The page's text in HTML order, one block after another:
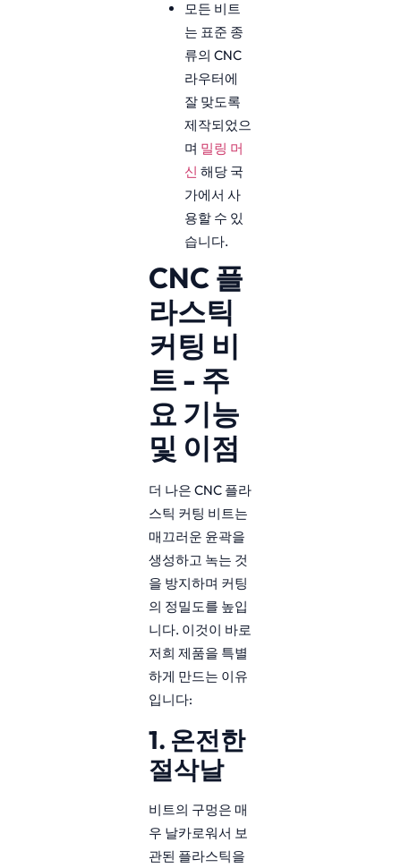
모든 비트
는 표준 종
류의 CNC
라우터에
잘 맞도록
제작되었으
며 밀링 머
신 해당 국
가에서 사
용할 수 있
습니다.
CNC 플
라스틱
커팅 비
트 - 주
요 기능
및 이점
더 나은 CNC 플라
스틱 커팅 비트는
매끄러운 윤곽을
생성하고 녹는 것
을 방지하며 커팅
의 정밀도를 높입
니다. 이것이 바로
저희 제품을 특별
하게 만드는 이유
입니다:
1. 온전한
절삭날
비트의 구멍은 매
우 날카로워서 보
관된 플라스틱을